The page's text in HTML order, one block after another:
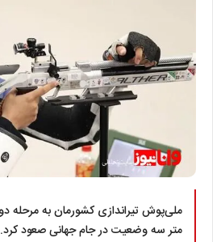
متر سه وضعیت در جام جهانی صعود کرد.